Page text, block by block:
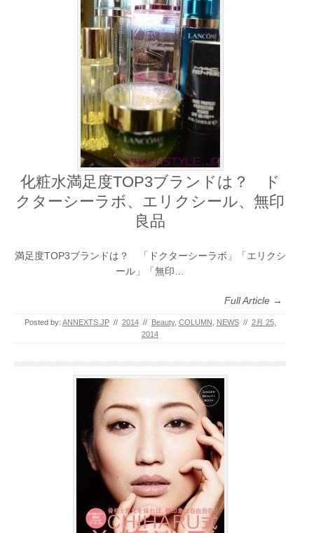
化粧水満足度TOP3ブランドは？ ド
クターシーラボ、エリクシール、無印
良品
満足度TOP3ブランドは？ 「ドクターシーラボ」「エリクシ
ール」「無印…
Full Article →
Posted by: ANNEXTS.JP // 2014 // Beauty, COLUMN NEWS // 2月 25,
2014